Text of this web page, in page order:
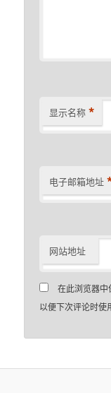
显示名称 *
电子邮箱地址
网站地址
在此浏览器中
以便下次评论时使